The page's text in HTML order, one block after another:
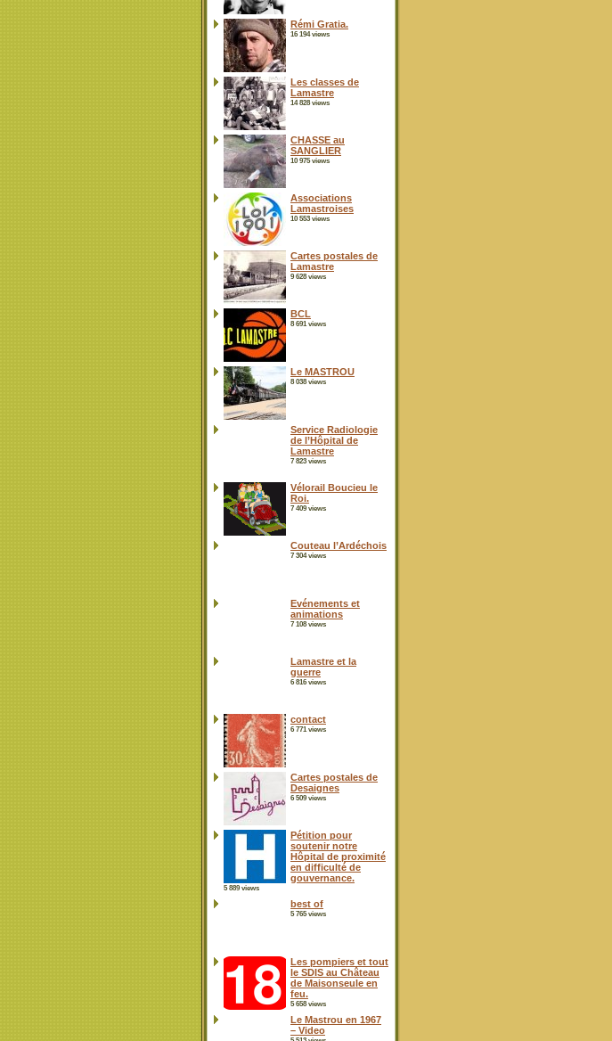
Rémi Gratia.
16 194 views
Les classes de
Lamastre
14 828 views
CHASSE au
SANGLIER
10 975 views
Associations
Lamastroises
10 553 views
Cartes postales de
Lamastre
9 628 views
BCL
8 691 views
Le MASTROU
8 038 views
Service Radiologie
de l’Hôpital de
Lamastre
7 823 views
Vélorail Boucieu le
Roi.
7 409 views
Couteau l’Ardéchois
7 304 views
Evénements et
animations
7 108 views
Lamastre et la
guerre
6 816 views
contact
6 771 views
Cartes postales de
Desaignes
6 509 views
Pétition pour
soutenir notre
Hôpital de proximité
en difficulté de
gouvernance.
5 889 views
best of
5 765 views
Les pompiers et tout
le SDIS au Château
de Maisonseule en
feu.
5 658 views
Le Mastrou en 1967
– Video